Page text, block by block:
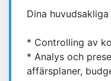
Dina
* Controlling av
* Analys och
affärsplaner,